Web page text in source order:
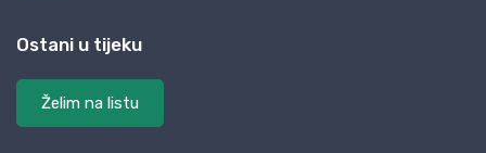
Ostani u tijeku
Želim na listu